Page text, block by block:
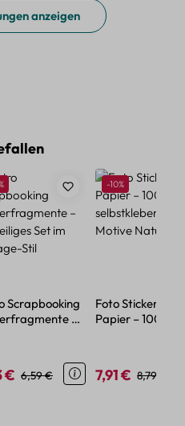
anzeigen
Scrapbooking
–
€ Regulärer Preis:
6,59 €
Rabatt
-10%
Foto Sticker Set
Papier – 100
Verkaufspreis:
7,91 € 8,79 €